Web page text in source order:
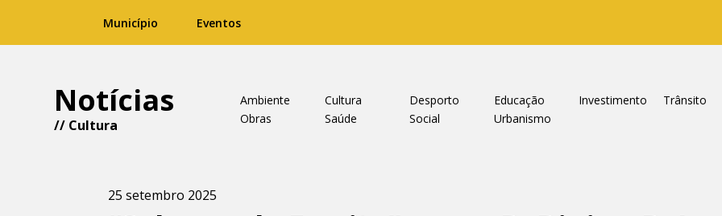
Município Eventos
Notícias
// Cultura
Ambiente Cultura Desporto Educação Investimento
Trânsito
Obras
Saúde Social Urbanismo
25 setembro 2025